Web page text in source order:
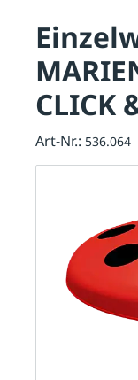
CLICK
Art-Nr.: 536.064